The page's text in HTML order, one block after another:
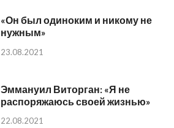
«Он был одиноким и никому не
нужным»
23.08.2021
Эммануил Виторган: «Я не
распоряжаюсь своей жизнью»
22.08.2021